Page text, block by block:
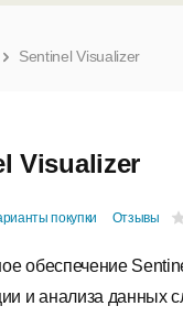
Sentinel Visualizer
Visualizer
покупки Отзывы
обеспечение
и анализа данных